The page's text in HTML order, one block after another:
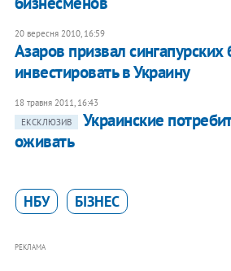
20 вересня 2010, 16:59
Азаров призвал
инвестировать в Украину
18 травня 2011, 16:43
ЕКСКЛЮЗИВ
​Украинские
оживать
НБУ БІЗНЕС
РЕКЛАМА